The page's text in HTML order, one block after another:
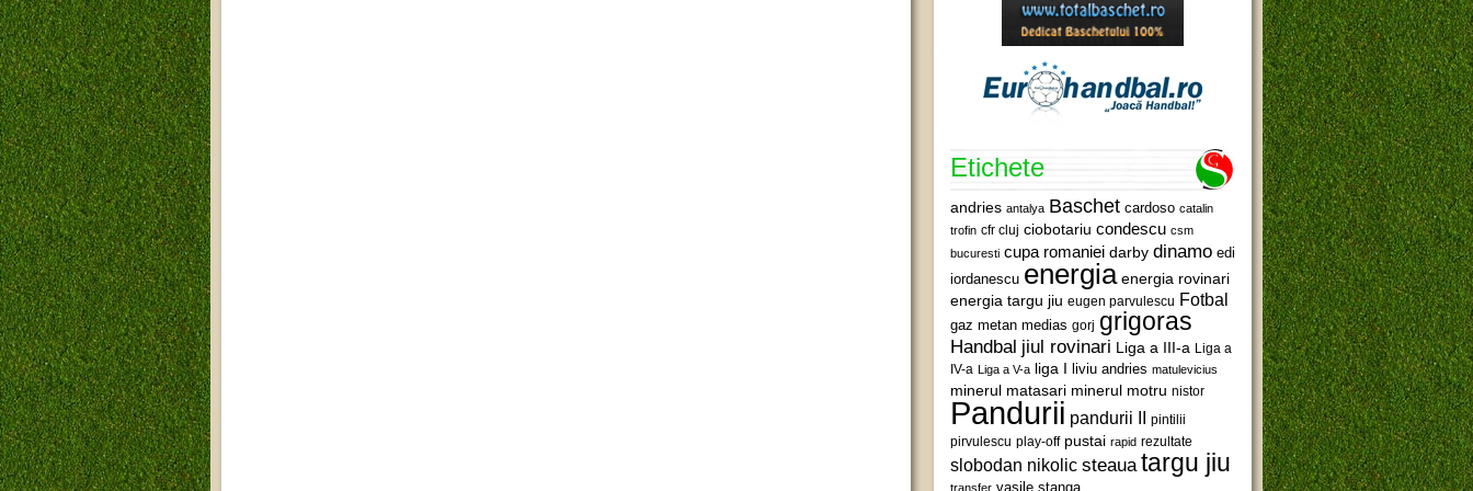
Etichete
andries antalya Baschet cardoso catalin
trofin cfr cluj ciobotariu condescu csm
bucuresti cupa romaniei darby dinamo edi
iordanescu energia energia rovinari
energia targu jiu eugen parvulescu Fotbal
gaz metan medias gorj grigoras
Handbal jiul rovinari Liga a III-a Liga a
IV-a Liga a V-a liga I liviu andries matulevicius
minerul matasari minerul motru nistor
Pandurii pandurii II pintilii
pirvulescu play-off pustai rapid rezultate
slobodan nikolic steaua targu jiu
transfer vasile stanga